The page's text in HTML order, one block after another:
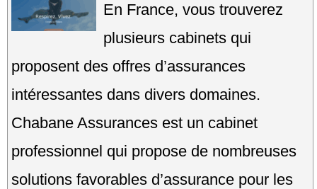
En France, vous trouverez
plusieurs cabinets qui
proposent des offres d’assurances
intéressantes dans divers domaines.
Chabane Assurances est un cabinet
professionnel qui propose de nombreuses
solutions favorables d’assurance pour les